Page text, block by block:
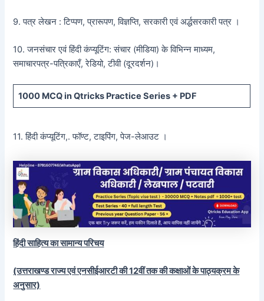
9. पत्र लेखन : टिप्पण, प्रारूपण, विज्ञप्ति, सरकारी एवं अर्द्धसरकारी पत्र ।
10. जनसंचार एवं हिंदी कंप्यूटिंग: संचार (मीडिया) के विभिन्न माध्यम,
समाचारपत्र-पत्रिकाएँ, रेडियो, टीवी (दूरदर्शन)।
1000 MCQin Qtricks Practice Series + PDF
11. हिंदी कंप्यूटिंग,. फॉण्ट, टाइपिंग, पेज-लेआउट ।
हिंदी साहित्य का सामान्य परिचय
(उत्तराखण्ड राज्य एवं एनसीईआरटी की 12वीं तक की कक्षाओं के पाठ्यक्रम के
अनुसार)